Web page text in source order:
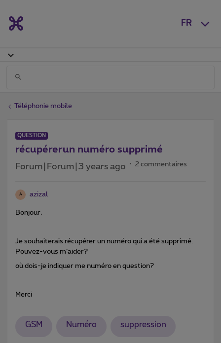
FR
Téléphonie mobile
QUESTION
récupérerun numéro supprimé
Forum|Forum|3 years ago 2 commentaires
A azizal
Bonjour,
Je souhaiterais récupérer un numéro qui a été supprimé.
Pouvez-vous m’aider?
où dois-je indiquer me numéro en question?
Merci
GSM Numéro suppression